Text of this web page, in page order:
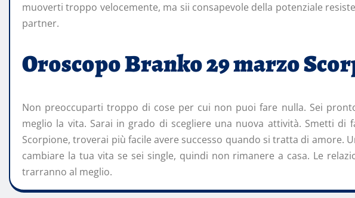
muoverti troppo velocemente, ma sii consapevole della potenziale
partner.
Oroscopo Branko 29 marzo
Non preoccuparti troppo di cose per cui non puoi fare nulla. Sei
meglio la vita. Sarai in grado di scegliere una nuova attività. Smetti di
Scorpione, troverai più facile avere successo quando si tratta di amore.
cambiare la tua vita se sei single, quindi non rimanere a casa. Le
trarranno al meglio.